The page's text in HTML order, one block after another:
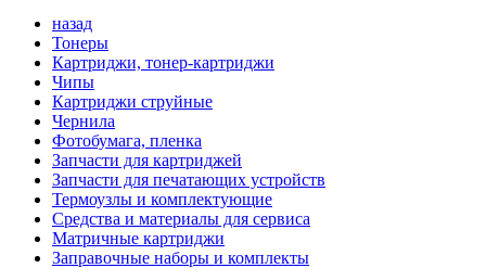
назад
Тонеры
Картриджи, тонер-картриджи
Чипы
Картриджи струйные
Чернила
Фотобумага, пленка
Запчасти для картриджей
Запчасти для печатающих устройств
Термоузлы и комплектующие
Средства и материалы для сервиса
Матричные картриджи
Заправочные наборы и комплекты